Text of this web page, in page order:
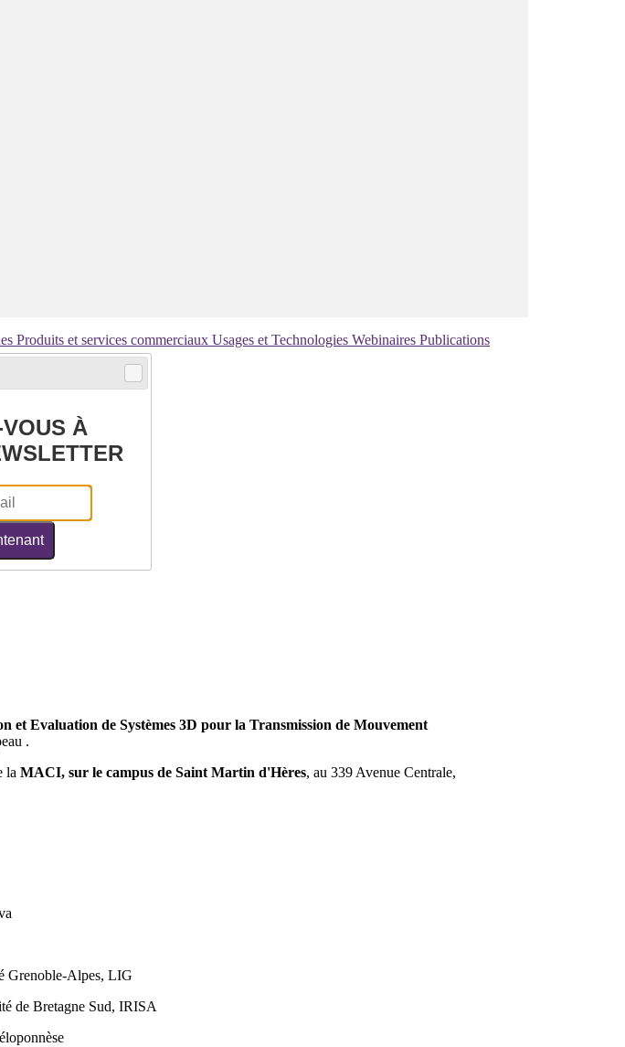
Produits et services commerciaux Usages et Technologies Webinaires Publications
et Evaluation de Systèmes 3D pour la Transmission de Mouvement
.
la MACI, sur le campus de Saint Martin d'Hères, au 339 Avenue Centrale,
Grenoble-Alpes, LIG
de Bretagne Sud, IRISA
À